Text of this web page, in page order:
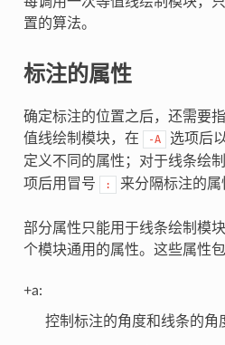
置的算法。
标注的属性
确定标注的位置之后，还需要
值线绘制模块，在
-A 选项后以
定义不同的属性；对于线条绘
项后用冒号
: 来分隔标注的属
部分属性只能用于线条绘制模
个模块通用的属性。这些属性包
+a:
控制标注的角度和线条的角